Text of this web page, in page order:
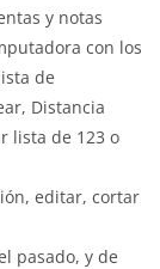
y notas
con los
de
Distancia
lista de 123 o
editar, cortar
pasado, y de